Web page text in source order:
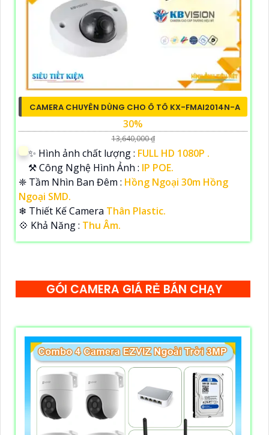
CAMERA CHUYÊN DÙNG CHO Ô TÔ KX-FMAI2014N-A
30%
13,640,000 ₫
✨ Hình ảnh chất lượng : FULL HD 1080P .
⚒ Công Nghệ Hình Ảnh : IP POE.
❈ Tầm Nhìn Ban Đêm : Hồng Ngoại 30m Hồng
Ngoại SMD.
❄ Thiết Kế Camera Thân Plastic.
️💠 Khả Năng : Thu Âm.
GÓI CAMERA GIÁ RẺ BÁN CHẠY